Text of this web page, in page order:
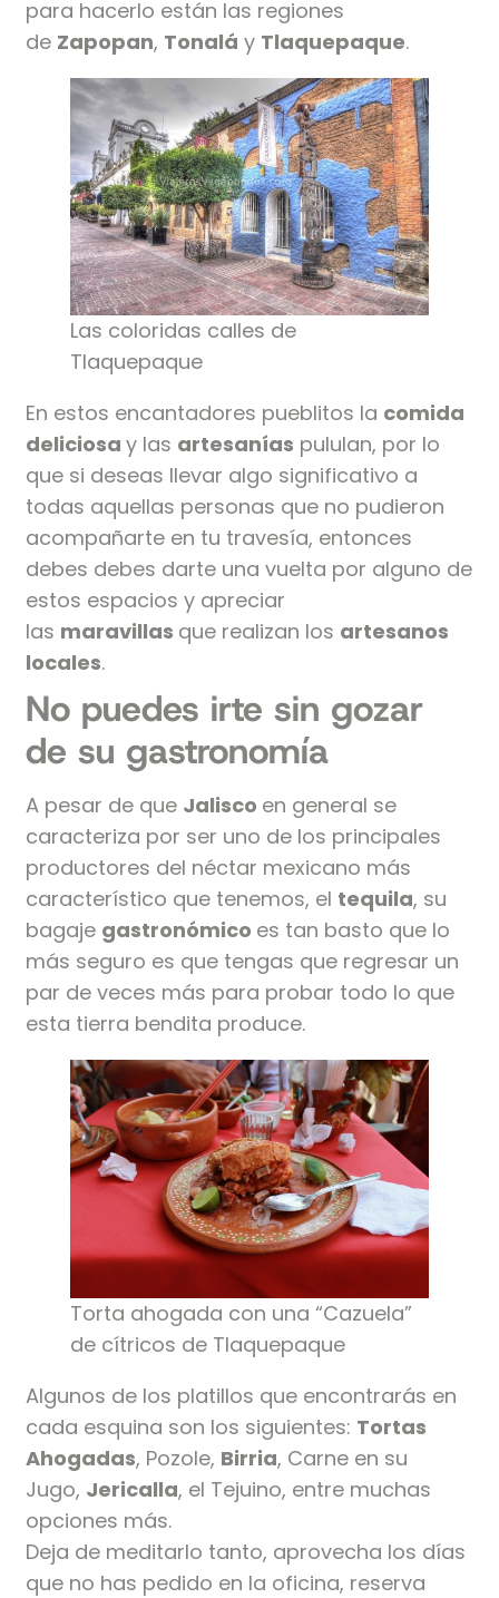
para hacerlo están las regiones
de Zapopan, Tonalá y Tlaquepaque.
Las coloridas calles de
Tlaquepaque
En estos encantadores pueblitos la comida
deliciosa y las artesanías pululan, por lo
que si deseas llevar algo significativo a
todas aquellas personas que no pudieron
acompañarte en tu travesía, entonces
debes debes darte una vuelta por alguno de
estos espacios y apreciar
las maravillas que realizan los artesanos
locales.
No puedes irte sin gozar
de su gastronomía
A pesar de que Jalisco en general se
caracteriza por ser uno de los principales
productores del néctar mexicano más
característico que tenemos, el tequila, su
bagaje gastronómico es tan basto que lo
más seguro es que tengas que regresar un
par de veces más para probar todo lo que
esta tierra bendita produce.
Torta ahogada con una “Cazuela”
de cítricos de Tlaquepaque
Algunos de los platillos que encontrarás en
cada esquina son los siguientes: Tortas
Ahogadas, Pozole, Birria, Carne en su
Jugo, Jericalla, el Tejuino, entre muchas
opciones más.
Deja de meditarlo tanto, aprovecha los días
que no has pedido en la oficina, reserva